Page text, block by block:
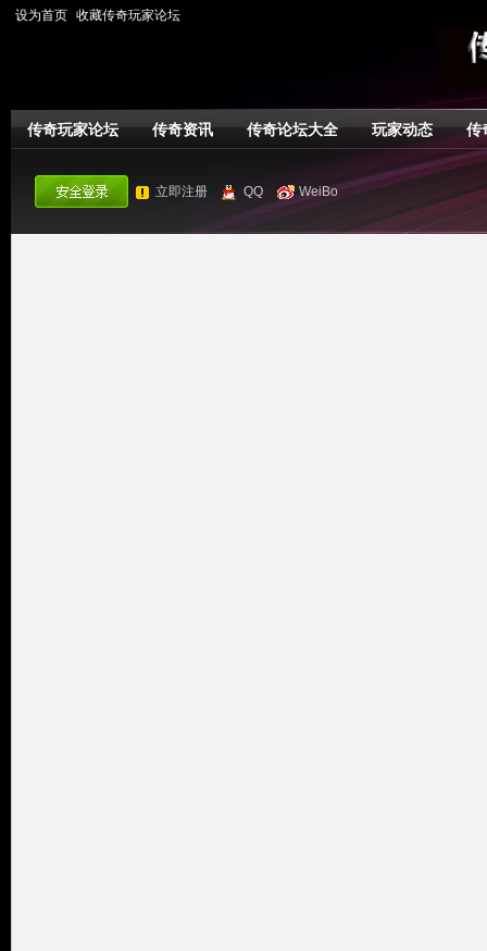
设为首页 收藏传奇玩家论坛
传奇玩家论坛 传奇资讯 传奇论坛大全 玩家动态 传
立即注册 QQ WeiBo